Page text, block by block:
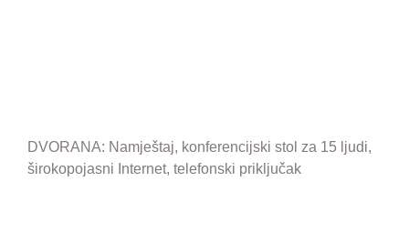
DVORANA: Namještaj, konferencijski stol za 15 ljudi,
širokopojasni Internet, telefonski priključak